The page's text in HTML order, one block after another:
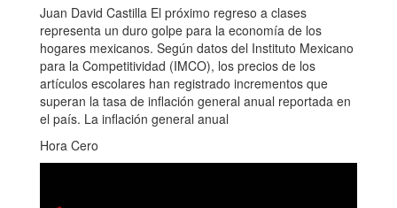
Juan David Castilla El próximo regreso a clases
representa un duro golpe para la economía de los
hogares mexicanos. Según datos del Instituto Mexicano
para la Competitividad (IMCO), los precios de los
artículos escolares han registrado incrementos que
superan la tasa de inflación general anual reportada en
el país. La inflación general anual
Hora Cero